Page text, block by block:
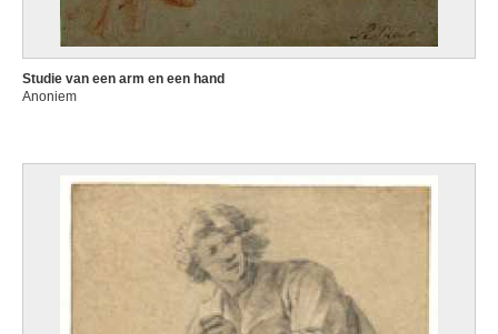
Studie van een arm en een hand
Anoniem